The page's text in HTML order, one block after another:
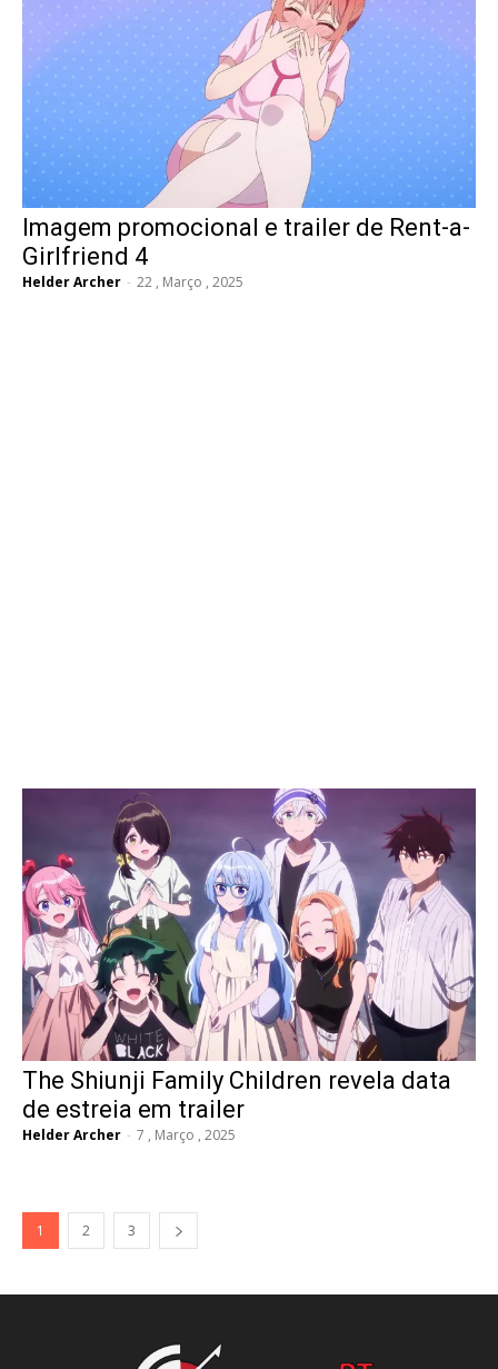
Imagem promocional e trailer de Rent-a-
Girlfriend 4
Helder Archer - 22 , Março , 2025
The Shiunji Family Children revela data
de estreia em trailer
Helder Archer - 7 , Março , 2025
1 2 3